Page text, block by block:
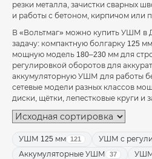
резки металла, зачистки сварных
и работы с бетоном, кирпичом или
В «Вольтмаг» можно купить УШМ в
задачу: компактную болгарку 125
мощную модель 180–230 мм для
регулировкой оборотов для
аккумуляторную УШМ для работы
сетевые модели разных классов
диски, щётки, лепестковые круги и
УШМ 125 мм 121 УШМ с
Аккумуляторные УШМ 37 УШМ